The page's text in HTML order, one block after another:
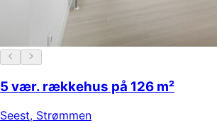
5 vær. rækkehus på 126 m²
Seest, Strømmen